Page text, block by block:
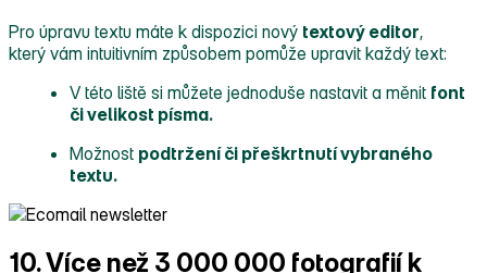
Pro úpravu textu máte k dispozici nový textový editor,
který vám intuitivním způsobem pomůže upravit každý text:
V této liště si můžete jednoduše nastavit a měnit font
či velikost písma.
Možnost podtržení či přeškrtnutí vybraného
textu.
10. Více než 3 000 000 fotografií k